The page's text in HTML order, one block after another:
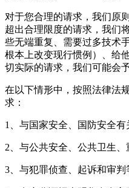
对于您合理的请求，我们原
超出合理限度的请求，我们
些无端重复、需要过多技术
根本上改变现行惯例）、给
切实际的请求，我们可能会
在以下情形中，按照法律法
求：
1、与国家安全、国防安全有
2、与公共安全、公共卫生、
3、与犯罪侦查、起诉和审判